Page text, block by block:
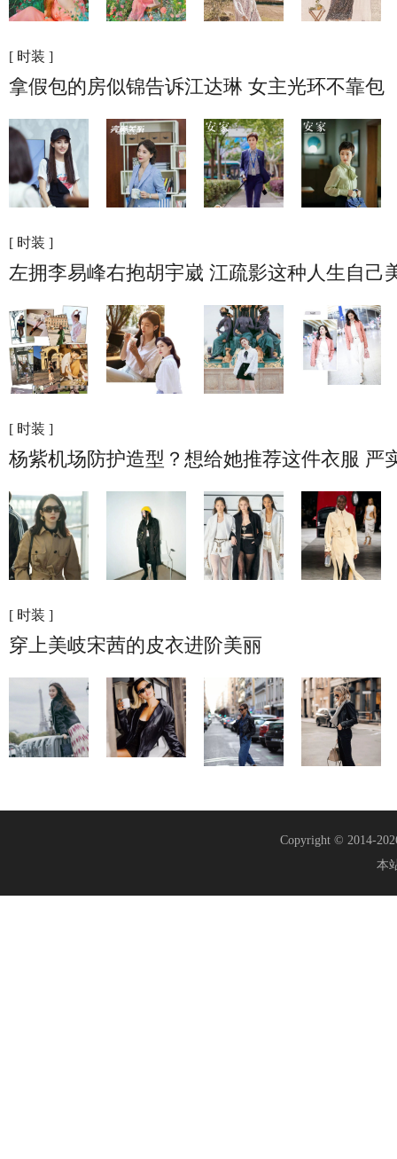
[ 时装 ]
拿假包的房似锦告诉江达琳 女主光环不靠包
[ 时装 ]
左拥李易峰右抱胡宇崴 江疏影这种人生自己
[ 时装 ]
杨紫机场防护造型？想给她推荐这件衣服 严
[ 时装 ]
穿上美岐宋茜的皮衣进阶美丽
Copyright © 2014-
本